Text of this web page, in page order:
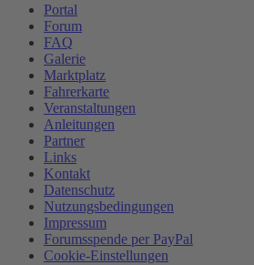
Portal
Forum
FAQ
Galerie
Marktplatz
Fahrerkarte
Veranstaltungen
Anleitungen
Partner
Links
Kontakt
Datenschutz
Nutzungsbedingungen
Impressum
Forumsspende per PayPal
Cookie-Einstellungen